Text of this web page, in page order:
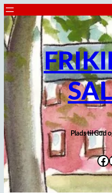
Spring
til
indhold
Plads til Gud